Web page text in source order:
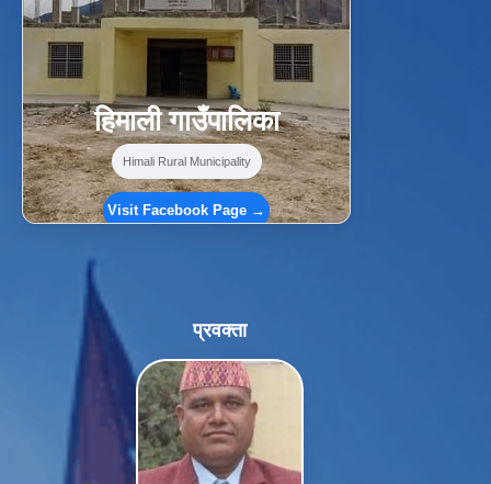
हिमाली गाउँपालिका
Himali Rural Municipality
Visit Facebook Page →
प्रवक्ता